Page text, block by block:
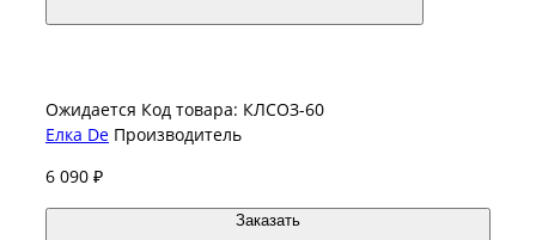
Ожидается Код товара: КЛСОЗ-60
Елка De Производитель
6 090 ₽
Заказать